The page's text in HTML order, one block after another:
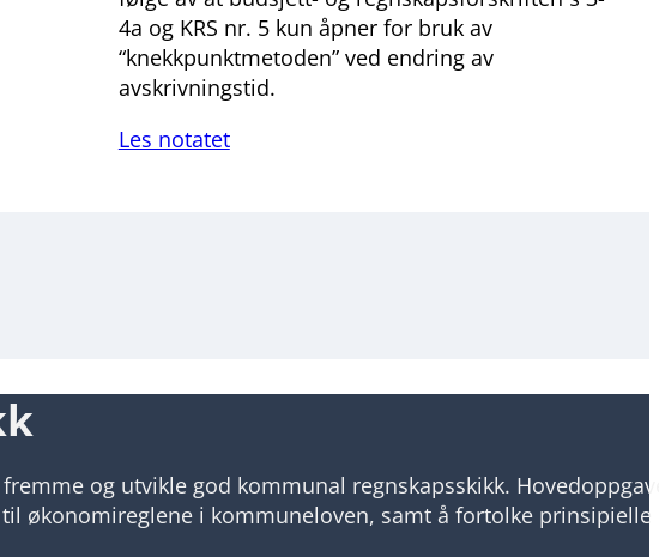
4a og KRS nr. 5 kun åpner for bruk av
“knekkpunktmetoden” ved endring av
avskrivningstid.
Les notatet
fremme og utvikle god kommunal regnskapsskikk.
økonomireglene i kommuneloven, samt å fortolke prinsipielle